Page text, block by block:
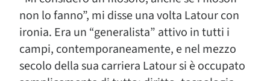
non lo fanno”, mi disse una volta Latour con
ironia. Era un “generalista” attivo in tutti i
campi, contemporaneamente, e nel mezzo
secolo della sua carriera Latour si è occupato